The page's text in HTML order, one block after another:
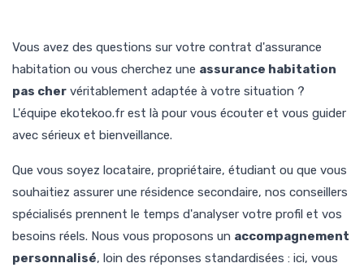
Vous avez des questions sur votre contrat d'assurance
habitation ou vous cherchez une assurance habitation
pas cher véritablement adaptée à votre situation ?
L'équipe ekotekoo.fr est là pour vous écouter et vous guider
avec sérieux et bienveillance.
Que vous soyez locataire, propriétaire, étudiant ou que vous
souhaitiez assurer une résidence secondaire, nos conseillers
spécialisés prennent le temps d'analyser votre profil et vos
besoins réels. Nous vous proposons un accompagnement
personnalisé, loin des réponses standardisées : ici, vous